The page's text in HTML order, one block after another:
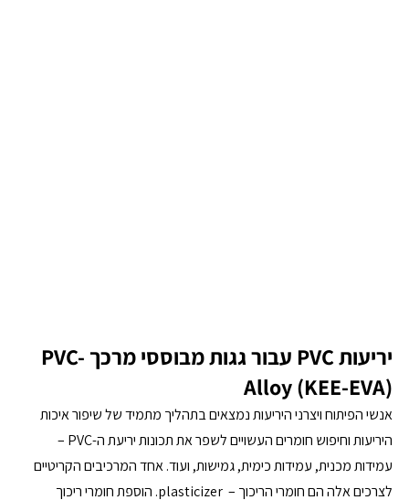
יריעות PVC עבור גגות מבוססי מרכך PVC-
Alloy (KEE-EVA)
אנשי הפיתוח ויצרני היריעות נמצאים בתהליך מתמיד של שיפור איכות
היריעות וחיפוש חומרים העשויים לשפר את תכונות יריעת ה-PVC –
עמידות מכנית, עמידות כימית, גמישות, ועוד. אחד המרכיבים הקריטיים
לצרכים אלה הם חומרי הריכוך –  plasticizer. הוספת חומרי ריכוך